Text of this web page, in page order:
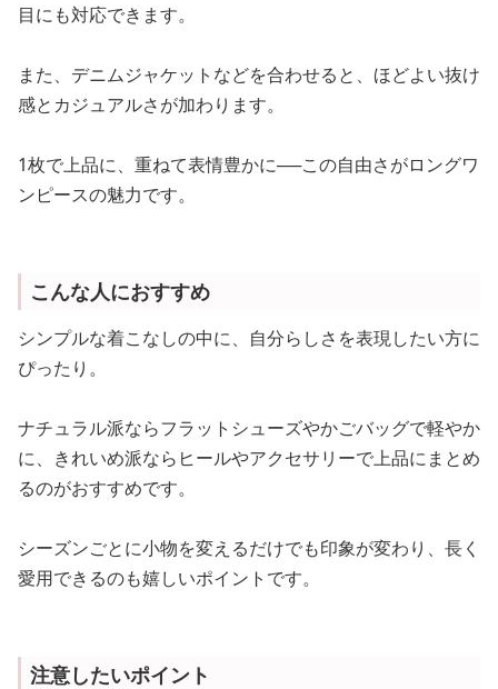
目にも対応できます。
また、デニムジャケットなどを合わせると、ほどよい抜け
感とカジュアルさが加わります。
1枚で上品に、重ねて表情豊かに──この自由さがロングワ
ンピースの魅力です。
こんな人におすすめ
シンプルな着こなしの中に、自分らしさを表現したい方に
ぴったり。
ナチュラル派ならフラットシューズやかごバッグで軽やか
に、きれいめ派ならヒールやアクセサリーで上品にまとめ
るのがおすすめです。
シーズンごとに小物を変えるだけでも印象が変わり、長く
愛用できるのも嬉しいポイントです。
注意したいポイント